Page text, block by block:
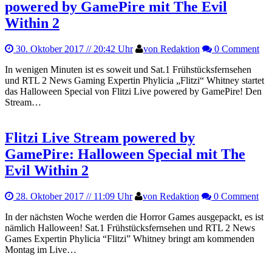
powered by GamePire mit The Evil
Within 2
30. Oktober 2017 // 20:42 Uhr von Redaktion
0 Comment
In wenigen Minuten ist es soweit und Sat.1 Frühstücksfernsehen
und RTL 2 News Gaming Expertin Phylicia „Flitzi“ Whitney startet
das Halloween Special von Flitzi Live powered by GamePire! Den
Stream…
Flitzi Live Stream powered by
GamePire: Halloween Special mit The
Evil Within 2
28. Oktober 2017 // 11:09 Uhr von Redaktion
0 Comment
In der nächsten Woche werden die Horror Games ausgepackt, es ist
nämlich Halloween! Sat.1 Frühstücksfernsehen und RTL 2 News
Games Expertin Phylicia “Flitzi” Whitney bringt am kommenden
Montag im Live…